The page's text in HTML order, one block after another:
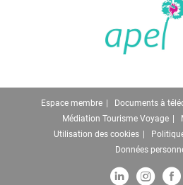
Espace membre Documents à
Médiation Tourisme Voyage
Utilisation des cookies
Données